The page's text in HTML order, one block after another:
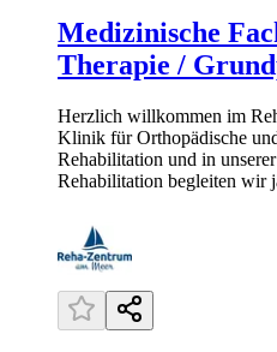
Medizinische
Therapie /
Herzlich willkommen im
Klinik für Orthopädische
Rehabilitation und in
Rehabilitation begleiten wir